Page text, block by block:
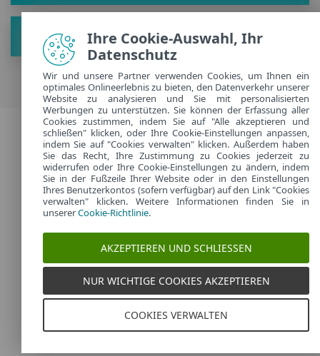
Hol Dir die neusten Tipps
2026 Copyright © ESET, Alle Rechte vorbehalten. |
Datenschutzerklärung|Cookies verwalten
Germany
Ihre Cookie-Auswahl, Ihr
Datenschutz
Wir und unsere Partner verwenden Cookies, um Ihnen ein
optimales Onlineerlebnis zu bieten, den Datenverkehr unserer
Website zu analysieren und Sie mit personalisierten
Werbungen zu unterstützen. Sie können der Erfassung aller
Cookies zustimmen, indem Sie auf "Alle akzeptieren und
schließen" klicken, oder Ihre Cookie-Einstellungen anpassen,
indem Sie auf "Cookies verwalten" klicken. Außerdem haben
Sie das Recht, Ihre Zustimmung zu Cookies jederzeit zu
widerrufen oder Ihre Cookie-Einstellungen zu ändern, indem
Sie in der Fußzeile Ihrer Website oder in den Einstellungen
Ihres Benutzerkontos (sofern verfügbar) auf den Link "Cookies
verwalten" klicken. Weitere Informationen finden Sie in
unsererCookie-Richtlinie.
AKZEPTIEREN UND SCHLIESSEN
NUR WICHTIGE COOKIES AKZEPTIEREN
COOKIES VERWALTEN